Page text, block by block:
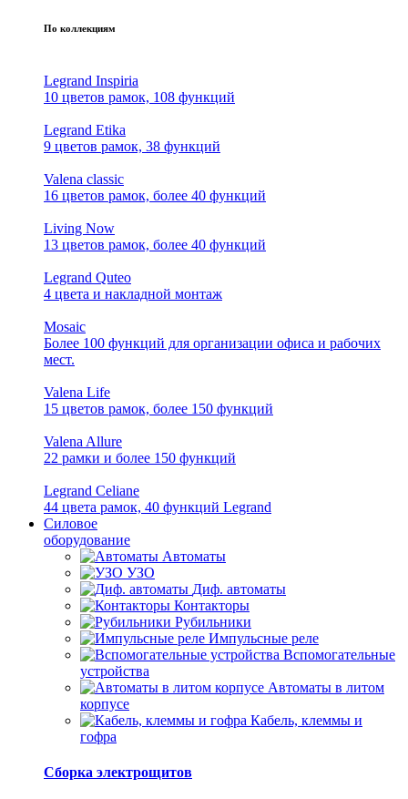
По коллекциям
Legrand Inspiria
10 цветов рамок, 108 функций
Legrand Etika
9 цветов рамок, 38 функций
Valena classic
16 цветов рамок, более 40 функций
Living Now
13 цветов рамок, более 40 функций
Legrand Quteo
4 цвета и накладной монтаж
Mosaic
Более 100 функций для организации офиса и рабочих
мест.
Valena Life
15 цветов рамок, более 150 функций
Valena Allure
22 рамки и более 150 функций
Legrand Celiane
44 цвета рамок, 40 функций Legrand
Силовое
оборудование
Автоматы
УЗО
Диф. автоматы
Контакторы
Рубильники
Импульсные реле
Вспомогательные
устройства
Автоматы в литом
корпусе
Кабель, клеммы и
гофра
Сборка электрощитов